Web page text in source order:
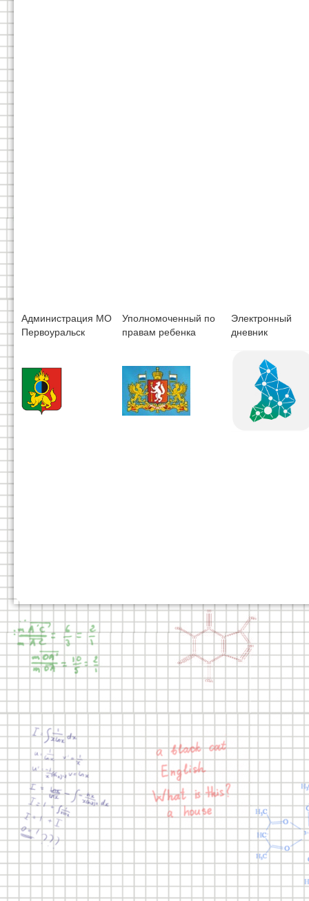
Администрация МО
Первоуральск
Уполномоченный по
правам ребенка
Электронный
дневник